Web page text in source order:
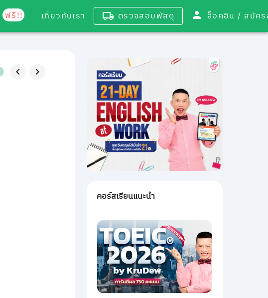
ฟรี!! เกี่ยวกับเรา ตรวจสอบพัสดุ ล็อคอิน /
คอร์สเรียนแนะนำ